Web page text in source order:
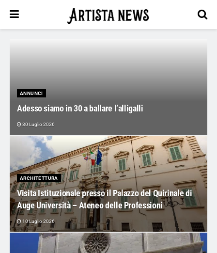
ANNUNCI
Adesso siamo in 30 a ballare l’alligalli
30 Luglio 2026
ARCHITETTURA
Visita Istituzionale presso il Palazzo del Quirinale di
Auge Università – Ateneo delle Professioni
10 Luglio 2026